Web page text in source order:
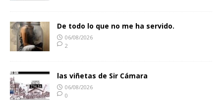
De todo lo que no me ha servido.
06/08/2026
2
las viñetas de Sir Cámara
06/08/2026
0